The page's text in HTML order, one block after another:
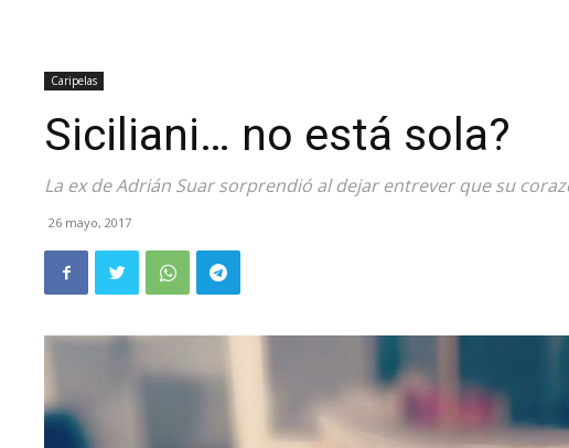
Caripelas
Siciliani… no está sola?
La ex de Adrián Suar sorprendió al dejar entrever que su
26 mayo, 2017